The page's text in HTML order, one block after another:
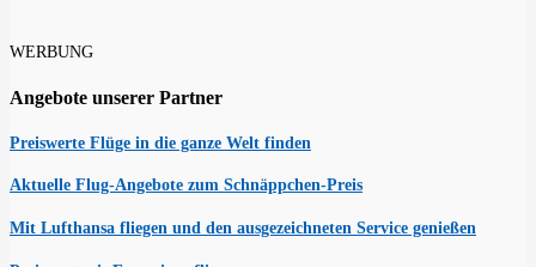
WERBUNG
Angebote unserer Partner
Preiswerte Flüge in die ganze Welt finden
Aktuelle Flug-Angebote zum Schnäppchen-Preis
Mit Lufthansa fliegen und den ausgezeichneten Service genießen